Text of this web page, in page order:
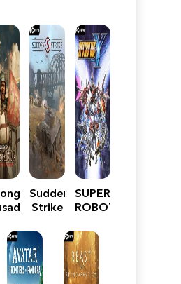
Sudden
Strike
SUPER
ROBOT
Y